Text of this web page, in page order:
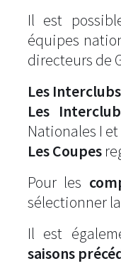
Il est
équipes
directeurs de
Les Interclubs
Les
Nationales I
Les Coupes
Pour les
sélectionner
Il est
saisons